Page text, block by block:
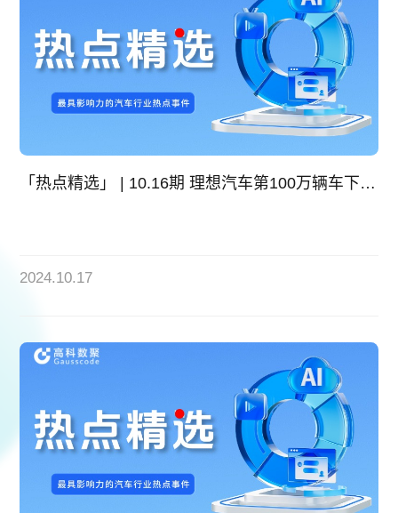
「热点精选」 | 10.16期 理想汽车第100万辆车下线 成中国首家百万辆新势力车企
2024.10.17